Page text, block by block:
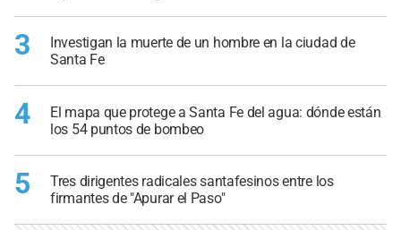
3
Investigan la muerte de un hombre en la ciudad de
Santa Fe
4
El mapa que protege a Santa Fe del agua: dónde están
los 54 puntos de bombeo
5
Tres dirigentes radicales santafesinos entre los
firmantes de "Apurar el Paso"